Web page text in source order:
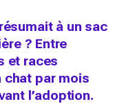
à un sac
? Entre
et races
chat par mois
l’adoption.